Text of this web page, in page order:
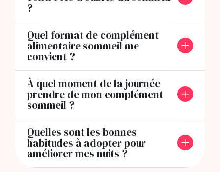
?
Quel format de complément
alimentaire sommeil me
convient ?
À quel moment de la journée
prendre de mon complément
sommeil ?
Quelles sont les bonnes
habitudes à adopter pour
améliorer mes nuits ?